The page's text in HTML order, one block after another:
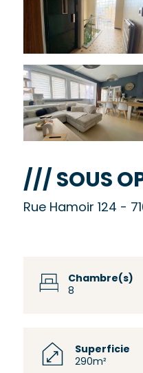
/// SOUS
Rue Hamoir 124 -
Chambre(s)
8
Superficie
290m²